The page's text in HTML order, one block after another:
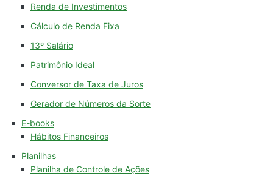
Renda de Investimentos
Cálculo de Renda Fixa
13º Salário
Patrimônio Ideal
Conversor de Taxa de Juros
Gerador de Números da Sorte
E-books
Hábitos Financeiros
Planilhas
Planilha de Controle de Ações